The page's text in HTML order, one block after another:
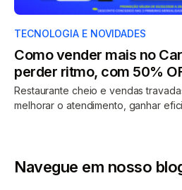
TECNOLOGIA E NOVIDADES
Como vender mais no
perder ritmo, com 50%
Restaurante cheio e vendas
melhorar o atendimento, ganhar
Navegue em nosso